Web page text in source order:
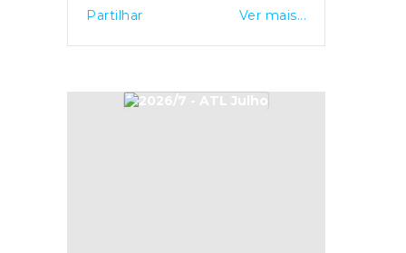
Partilhar Ver mais...